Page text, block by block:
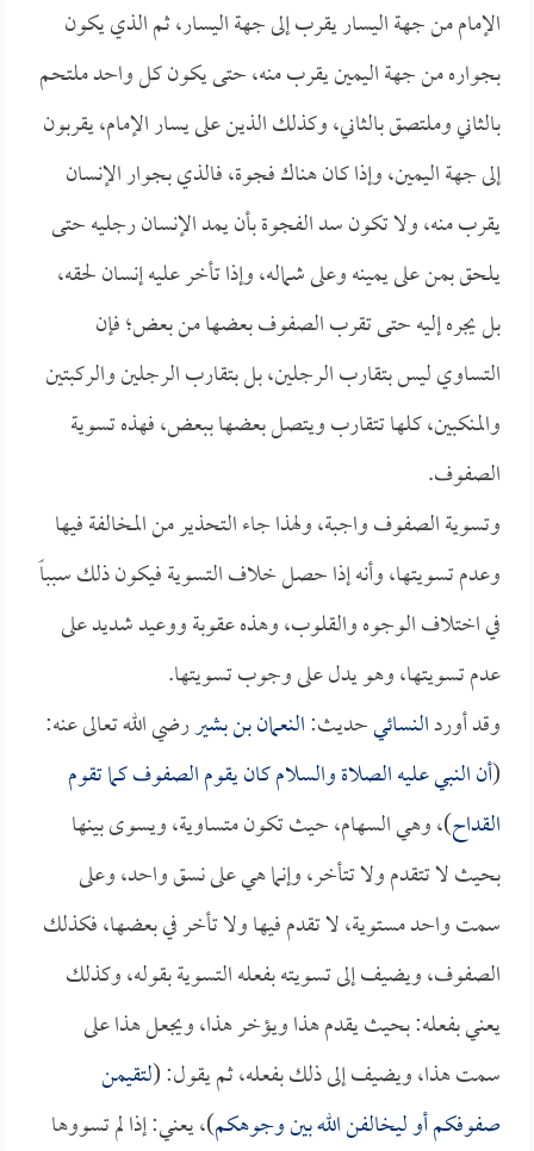
الإمام من جهة اليسار يقرب إلى جهة اليسار، ثم الذي يكون
بجواره من جهة اليمين يقرب منه، حتى يكون كل واحد ملتحم
بالثاني وملتصق بالثاني، وكذلك الذين على يسار الإمام، يقربون
إلى جهة اليمين، وإذا كان هناك فجوة، فالذي بجوار الإنسان
يقرب منه، ولا تكون سد الفجوة بأن يمد الإنسان رجليه حتى
يلحق بمن على يمينه وعلى شماله، وإذا تأخر عليه إنسان لحقه،
بل يجره إليه حتى تقرب الصفوف بعضها من بعض؛ فإن
التساوي ليس بتقارب الرجلين، بل بتقارب الرجلين والركبتين
والمنكبين، كلها تتقارب ويتصل بعضها ببعض، فهذه تسوية
الصفوف.
وتسوية الصفوف واجبة، ولهذا جاء التحذير من المخالفة فيها
وعدم تسويتها، وأنه إذا حصل خلاف التسوية فيكون ذلك سبباً
في اختلاف الوجوه والقلوب، وهذه عقوبة ووعيد شديد على
عدم تسويتها، وهو يدل على وجوب تسويتها.
وقد أوردالنسائيحديث:النعمان بن بشيررضي الله تعالى عنه:
(أن النبي عليه الصلاة والسلام كان يقوم الصفوف كما تقوم
القداح)، وهي السهام، حيث تكون متساوية، ويسوى بينها
بحيث لا تتقدم ولا تتأخر، وإنما هي على نسق واحد، وعلى
سمت واحد مستوية، لا تقدم فيها ولا تأخر في بعضها، فكذلك
الصفوف، ويضيف إلى تسويته بفعله التسوية بقوله، وكذلك
يعني بفعله: بحيث يقدم هذا ويؤخر هذا، ويجعل هذا على
سمت هذا، ويضيف إلى ذلك بفعله، ثم يقول: (لتقيمن
صفوفكم أو ليخالفن الله بين وجوهكم)، يعني: إذا لم تسووها